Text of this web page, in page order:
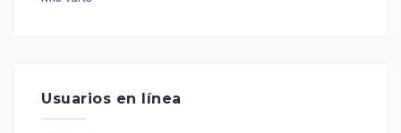
Usuarios en línea